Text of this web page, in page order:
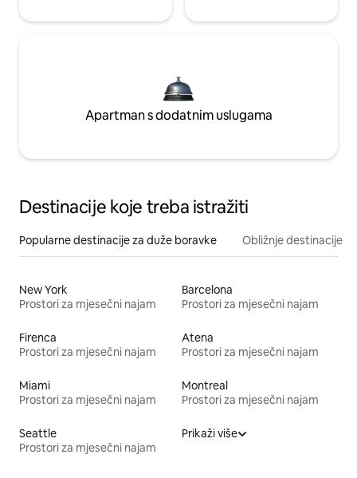
Apartman s dodatnim uslugama
Destinacije koje treba istražiti
Popularne destinacije za duže boravke Obližnje destinacije
New York
Prostori za mjesečni najam
Barcelona
Prostori za mjesečni najam
Firenca
Prostori za mjesečni najam
Atena
Prostori za mjesečni najam
Miami
Prostori za mjesečni najam
Montreal
Prostori za mjesečni najam
Seattle
Prostori za mjesečni najam
Prikaži više